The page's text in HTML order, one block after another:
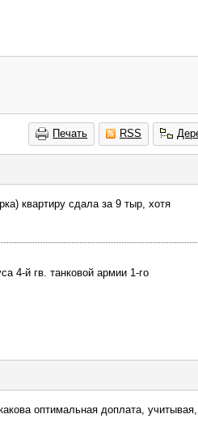
Печать RSS
квартиру сдала за 9 тыр, хотя
4-й гв. танковой армии 1-го
оптимальная доплата, учитывая,